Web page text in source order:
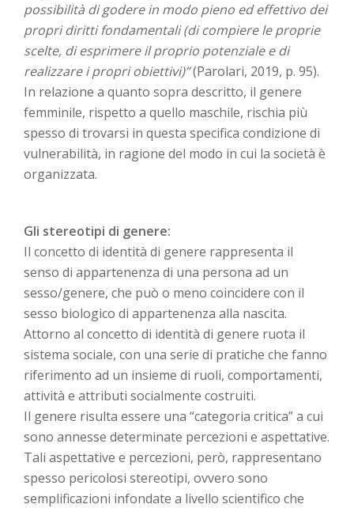
possibilità di godere in modo pieno ed effettivo dei
propri diritti fondamentali (di compiere le proprie
scelte, di esprimere il proprio potenziale e di
realizzare i propri obiettivi)”(Parolari, 2019, p. 95).
In relazione a quanto sopra descritto, il genere
femminile, rispetto a quello maschile, rischia più
spesso di trovarsi in questa specifica condizione di
vulnerabilità, in ragione del modo in cui la società è
organizzata.
Gli stereotipi di genere:
Il concetto di identità di genere rappresenta il
senso di appartenenza di una persona ad un
sesso/genere, che può o meno coincidere con il
sesso biologico di appartenenza alla nascita.
Attorno al concetto di identità di genere ruota il
sistema sociale, con una serie di pratiche che fanno
riferimento ad un insieme di ruoli, comportamenti,
attività e attributi socialmente costruiti.
Il genere risulta essere una “categoria critica” a cui
sono annesse determinate percezioni e aspettative.
Tali aspettative e percezioni, però, rappresentano
spesso pericolosi stereotipi, ovvero sono
semplificazioni infondate a livello scientifico che